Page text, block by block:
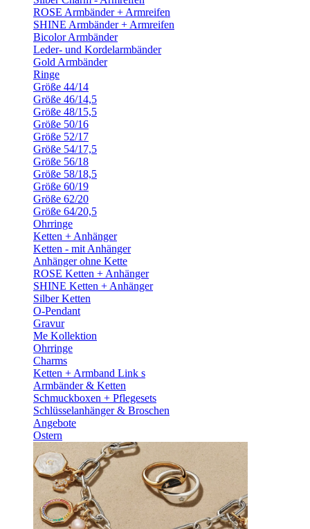
ROSE Armbänder + Armreifen
SHINE Armbänder + Armreifen
Bicolor Armbänder
Leder- und Kordelarmbänder
Gold Armbänder
Ringe
Größe 44/14
Größe 46/14,5
Größe 48/15,5
Größe 50/16
Größe 52/17
Größe 54/17,5
Größe 56/18
Größe 58/18,5
Größe 60/19
Größe 62/20
Größe 64/20,5
Ohrringe
Ketten + Anhänger
Ketten - mit Anhänger
Anhänger ohne Kette
ROSE Ketten + Anhänger
SHINE Ketten + Anhänger
Silber Ketten
O-Pendant
Gravur
Me Kollektion
Ohrringe
Charms
Ketten + Armband Link s
Armbänder & Ketten
Schmuckboxen + Pflegesets
Schlüsselanhänger & Broschen
Angebote
Ostern